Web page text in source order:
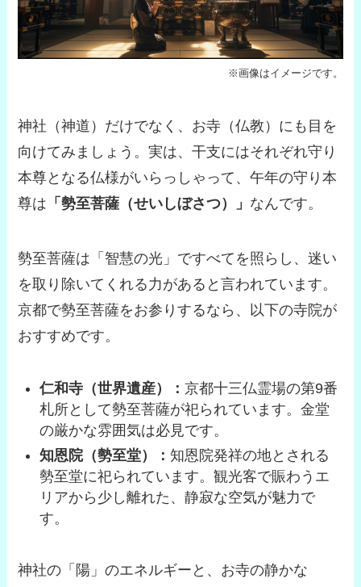
※画像はイメージです。
神社（神道）だけでなく、お寺（仏教）にも目を
向けてみましょう。実は、干支にはそれぞれ守り
本尊となる仏様がいらっしゃって、午年の守り本
尊は 「勢至菩薩（せいしぼさつ）」 なんです。
勢至菩薩は「智慧の光」ですべてを照らし、迷い
を取り除いてくれる力があると言われています。
京都で勢至菩薩をお参りするなら、以下の寺院が
おすすめです。
仁和寺（世界遺産）：京都十三仏霊場の第9番
札所として勢至菩薩が祀られています。金堂
の厳かな雰囲気は必見です。
知恩院（勢至堂）： 知恩院発祥の地とされる
勢至堂に祀られています。観光客で賑わうエ
リアから少し離れた、静寂な空気が魅力で
す。
神社の「陽」のエネルギーと、お寺の静かな